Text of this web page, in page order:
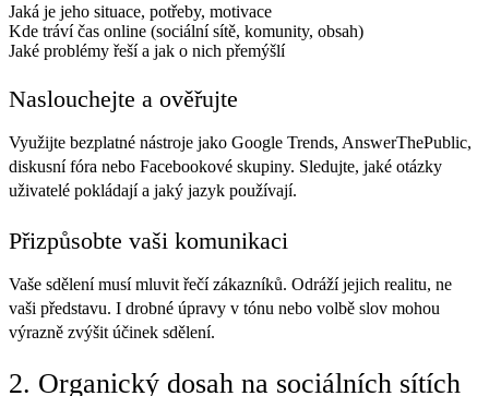
Jaká je jeho situace, potřeby, motivace
Kde tráví čas online (sociální sítě, komunity, obsah)
Jaké problémy řeší a jak o nich přemýšlí
Naslouchejte a ověřujte
Využijte bezplatné nástroje jako Google Trends, AnswerThePublic,
diskusní fóra nebo Facebookové skupiny. Sledujte, jaké otázky
uživatelé pokládají a jaký jazyk používají.
Přizpůsobte vaši komunikaci
Vaše sdělení musí mluvit řečí zákazníků. Odráží jejich realitu, ne
vaši představu. I drobné úpravy v tónu nebo volbě slov mohou
výrazně zvýšit účinek sdělení.
2. Organický dosah na sociálních sítích